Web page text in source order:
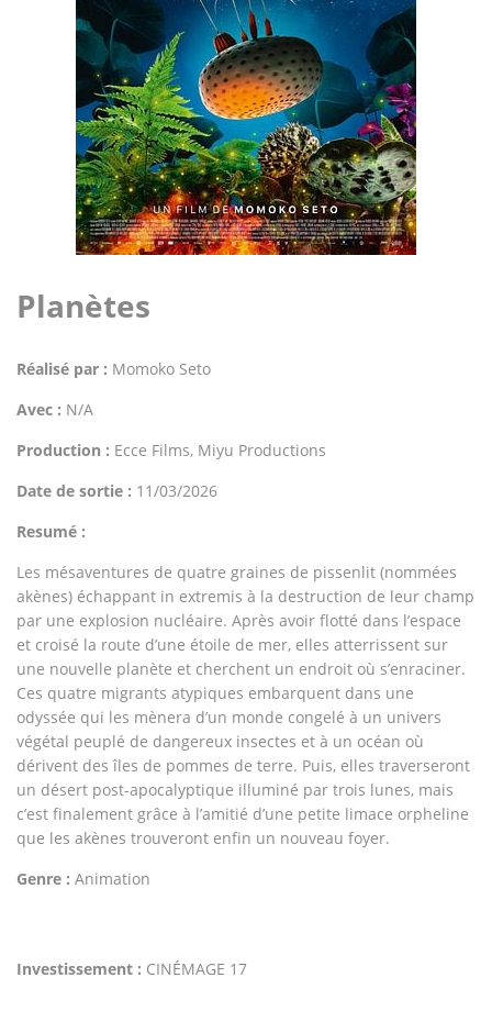
Planètes
Réalisé par : Momoko Seto
Avec : N/A
Production : Ecce Films, Miyu Productions
Date de sortie : 11/03/2026
Resumé :
Les mésaventures de quatre graines de pissenlit (nommées
akènes) échappant in extremis à la destruction de leur champ
par une explosion nucléaire. Après avoir flotté dans l’espace
et croisé la route d’une étoile de mer, elles atterrissent sur
une nouvelle planète et cherchent un endroit où s’enraciner.
Ces quatre migrants atypiques embarquent dans une
odyssée qui les mènera d’un monde congelé à un univers
végétal peuplé de dangereux insectes et à un océan où
dérivent des îles de pommes de terre. Puis, elles traverseront
un désert post-apocalyptique illuminé par trois lunes, mais
c’est finalement grâce à l’amitié d’une petite limace orpheline
que les akènes trouveront enfin un nouveau foyer.
Genre : Animation
Investissement : CINÉMAGE 17